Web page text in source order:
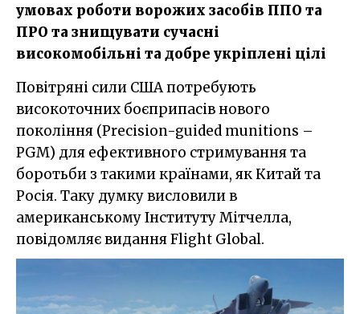
умовах роботи ворожих засобів ППО та
ПРО та знищувати сучасні
високомобільні та добре укріплені цілі
Повітряні сили США потребують
високоточних боєприпасів нового
покоління (Precision-guided munitions –
PGM) для ефективного стримування та
боротьби з такими країнами, як Китай та
Росія. Таку думку висловили в
американському Інституту Мітчелла,
повідомляє видання Flight Global.